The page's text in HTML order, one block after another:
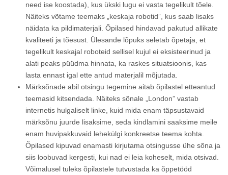
need ise koostada), kus ükski lugu ei vasta tegelikult tõele.
Näiteks võtame teemaks „keskaja robotid”, kus saab lisaks
näidata ka pildimaterjali. Õpilased hindavad pakutud allikate
kvaliteeti ja tõesust. Ülesande lõpuks seletab õpetaja, et
tegelikult keskajal roboteid sellisel kujul ei eksisteerinud ja
alati peaks püüdma hinnata, ka raskes situatsioonis, kas
lasta ennast igal ette antud materjalil mõjutada.
Märksõnade abil otsingu tegemine aitab õpilastel etteantud
teemasid kitsendada. Näiteks sõnale „London” vastab
internetis hulgaliselt linke, kuid mida enam täpsustavaid
märksõnu juurde lisaksime, seda kindlamini saaksime meile
enam huvipakkuvaid lehekülgi konkreetse teema kohta.
Õpilased kipuvad enamasti kirjutama otsingusse ühe sõna ja
siis loobuvad kergesti, kui nad ei leia koheselt, mida otsivad.
Võimalusel tuleks õpilastele tutvustada ka õppetööd